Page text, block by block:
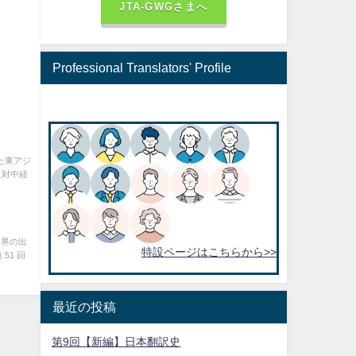
東アジ
中経
の出
51 回
JTA-GWGさまへ
Professional Translators' Profile
特設ページはこちらから>>
最近の投稿
第9回【新編】日本翻訳史